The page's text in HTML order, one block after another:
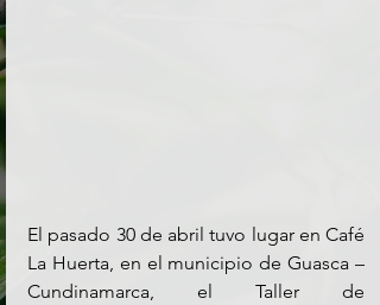
El pasado 30 de abril tuvo lugar en Café
La Huerta, en el municipio de Guasca –
Cundinamarca, el Taller de